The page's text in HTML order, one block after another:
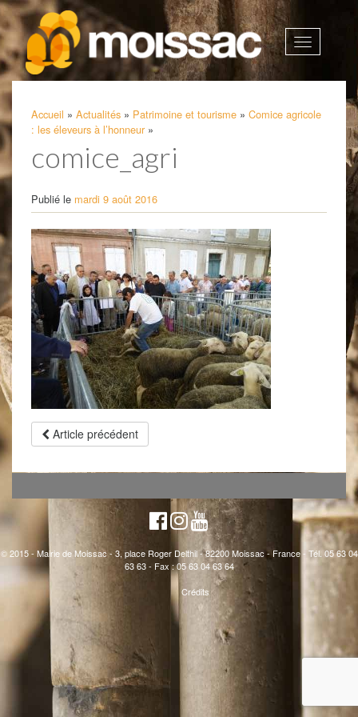
Afficher
Accueil » Actualités » Patrimoine et tourisme » Comice agricole
: les éleveurs à l’honneur »
comice_agri
Publié le mardi 9 août 2016
Article précédent
© 2015 - Mairie de Moissac - 3, place Roger Delthil - 82200 Moissac - France - Tél. 05 63 04
63 63 - Fax : 05 63 04 63 64
Crédits